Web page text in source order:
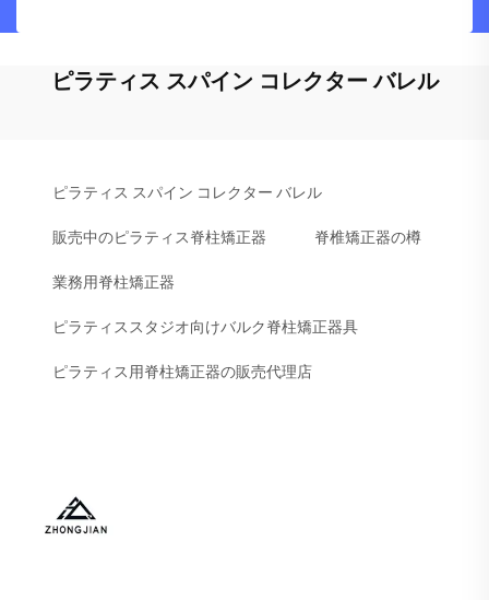
ピラティス スパイン コレクター バレル
ピラティス スパイン コレクター バレル
販売中のピラティス脊柱矯正器 脊椎矯正器の樽
業務用脊柱矯正器
ピラティススタジオ向けバルク脊柱矯正器具
ピラティス用脊柱矯正器の販売代理店